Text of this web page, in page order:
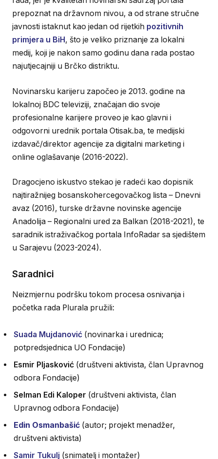
prepoznat na državnom nivou, a od strane stručne
javnosti istaknut kao jedan od rijetkih pozitivnih
primjera u BiH, što je veliko priznanje za lokalni
medij, koji je nakon samo godinu dana rada postao
najutjecajniji u Brčko distriktu.
Novinarsku karijeru započeo je 2013. godine na
lokalnoj BDC televiziji, značajan dio svoje
profesionalne karijere proveo je kao glavni i
odgovorni urednik portala Otisak.ba, te medijski
izdavač/direktor agencije za digitalni marketing i
online oglašavanje (2016-2022).
Dragocjeno iskustvo stekao je radeći kao dopisnik
najtiražnijeg bosanskohercegovačkog lista – Dnevni
avaz (2016), turske državne novinske agencije
Anadolija – Regionalni ured za Balkan (2018-2021), te
saradnik istraživačkog portala InfoRadar sa sjedištem
u Sarajevu (2023-2024).
Saradnici
Neizmjernu podršku tokom procesa osnivanja i
početka rada Plurala pružili:
Suada Mujdanović (novinarka i urednica;
potpredsjednica UO Fondacije)
Esmir Pljasković (društveni aktivista, član Upravnog
odbora Fondacije)
Selman Edi Kaloper (društveni aktivista, član
Upravnog odbora Fondacije)
Edin Osmanbašić (autor; projekt menadžer,
društveni aktivista)
Samir Tukulj (snimatelj i montažer)